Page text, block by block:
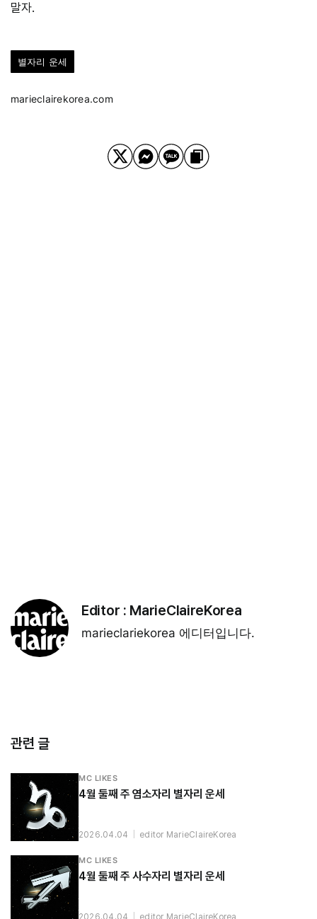
말자.
별자리 운세
marieclairekorea.com
Editor : MarieClaireKorea
marieclariekorea 에디터입니다.
관련 글
MC LIKES
4월 둘째 주 염소자리 별자리 운세
2026.04.04 editor MarieClaireKorea
MC LIKES
4월 둘째 주 사수자리 별자리 운세
2026.04.04 editor MarieClaireKorea